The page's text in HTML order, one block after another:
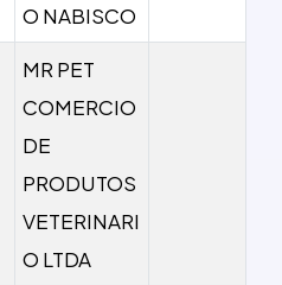
O NABISCO
MR PET
COMERCIO
DE
PRODUTOS
VETERINARI
O LTDA